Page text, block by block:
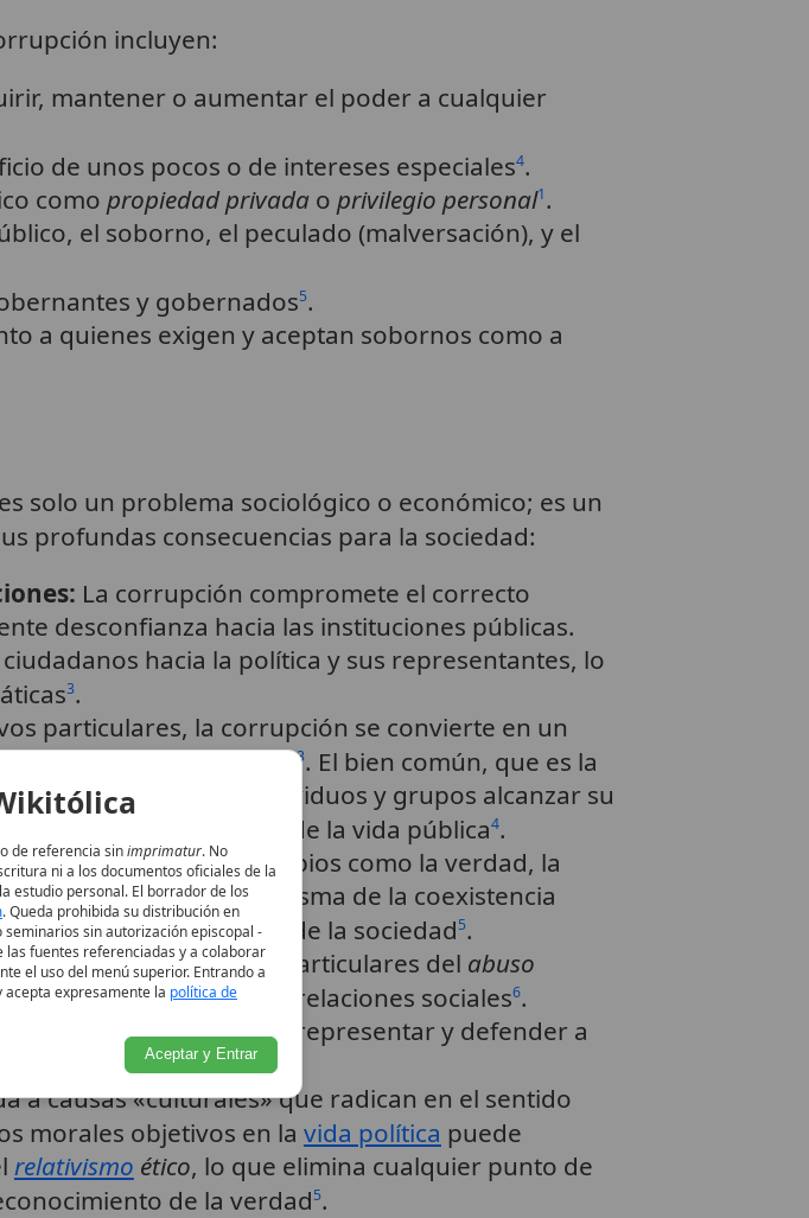
incluyen:
mantener o aumentar el poder a cualquier
de unos pocos o de intereses especiales4.
como propiedad privadao privilegio personal1.
el soborno, el peculado (malversación), y el
y gobernados5.
a quienes exigen y aceptan sobornos como a
solo un problema sociológico o económico; es un
profundas consecuencias para la sociedad:
La corrupción compromete el correcto
desconfianza hacia las instituciones públicas.
hacia la política y sus representantes, lo
3.
particulares, la corrupción se convierte en un
de todos los ciudadanos3. El bien común, que es la
que permiten a individuos y grupos alcanzar su
el estándar fundamental de la vida pública4.
observación de principios como la verdad, la
debilita la base misma de la coexistencia
a la decadenciala vida de la sociedad5.
son manifestaciones particulares del abuso
Estado y deforman las relaciones sociales6.
su propósito, deja de representar y defender a
amenazapara ellos
a causas «culturales» que radican en el sentido
morales objetivos en la vida política puede
relativismo ético, lo que elimina cualquier punto de
de la verdad5.
de referencia sinimprimatur. No
ni a los documentos oficiales de la
estudio personal. El borrador de los
. Queda prohibida su distribución en
sin autorización episcopal -
las fuentes referenciadas y a colaborar
el uso del menú superior. Entrando a
expresamente la política de
Aceptar y Entrar